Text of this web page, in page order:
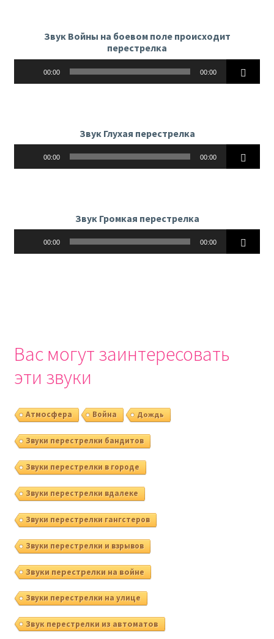
Звук Войны на боевом поле происходит
перестрелка
00:00 00:00
Звук Глухая перестрелка
00:00 00:00
Звук Громкая перестрелка
00:00 00:00
Вас могут заинтересовать
эти звуки
Атмосфера Война Дождь
Звуки перестрелки бандитов
Звуки перестрелки в городе
Звуки перестрелки вдалеке
Звуки перестрелки гангстеров
Звуки перестрелки и взрывов
Звуки перестрелки на войне
Звуки перестрелки на улице
Звук перестрелки из автоматов